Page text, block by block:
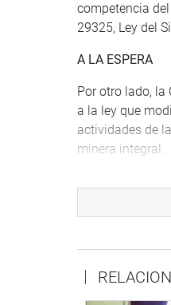
competencia
29325, Ley del
A LA ESPERA
Por otro lado,
a la ley que
actividades de
minera integral.
y 12973/2025-
de la República
DICTÁMENES
Durante la